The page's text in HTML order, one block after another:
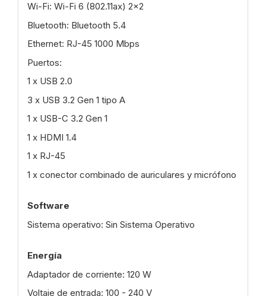
Wi-Fi: Wi-Fi 6 (802.11ax) 2x2
Bluetooth: Bluetooth 5.4
Ethernet: RJ-45 1000 Mbps
Puertos:
1 x USB 2.0
3 x USB 3.2 Gen 1 tipo A
1 x USB-C 3.2 Gen 1
1 x HDMI 1.4
1 x RJ-45
1 x conector combinado de auriculares y micrófono
Software
Sistema operativo: Sin Sistema Operativo
Energía
Adaptador de corriente: 120 W
Voltaje de entrada: 100 - 240 V